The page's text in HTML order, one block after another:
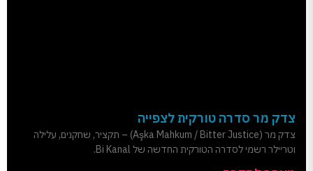
צדק מר סדרה טורקית לצפייה
צדק מר (Aşka Mahkum / Bitter Justice) – תקציר, שחקנים, עלילה
וטריילר רשמי לסדרה הטורקית החדשה של Bi Kanal.